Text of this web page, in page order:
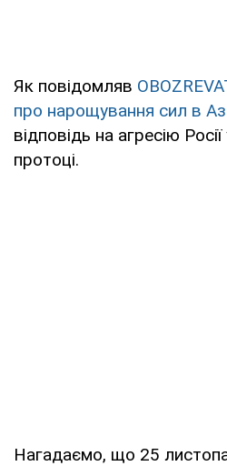
Як повідомляв
про нарощування сил в
відповідь на агресію
протоці.
Нагадаємо, що 25